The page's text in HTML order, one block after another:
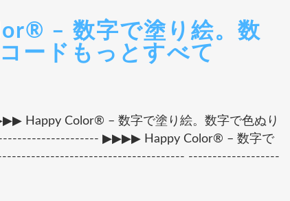
– 数字で塗り絵。数
ードもっとすべて
Color® – 数字で塗り絵。数字で色ぬり
▶▶▶▶ Happy Color® – 数字で
-------------------